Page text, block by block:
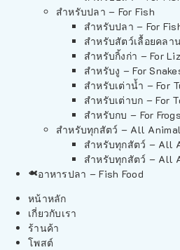
สำหรับปลา – For Fish
สำหรับปลา – For
สำหรับสัตว์เลื้อยคลา
สำหรับกิ้งก่า – For
สำหรับงู – For
สำหรับเต่าน้ำ – For
สำหรับเต่าบก – For
สำหรับกบ – For Frogs
สำหรับทุกสัตว์ – All
สำหรับทุกสัตว์ – All
สำหรับทุกสัตว์ – All
อาหารปลา – Fish Food
หน้าหลัก
เกี่ยวกับเรา
ร้านค้า
โพสต์